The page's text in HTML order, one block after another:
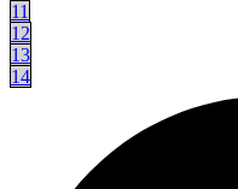
11
12
13
14